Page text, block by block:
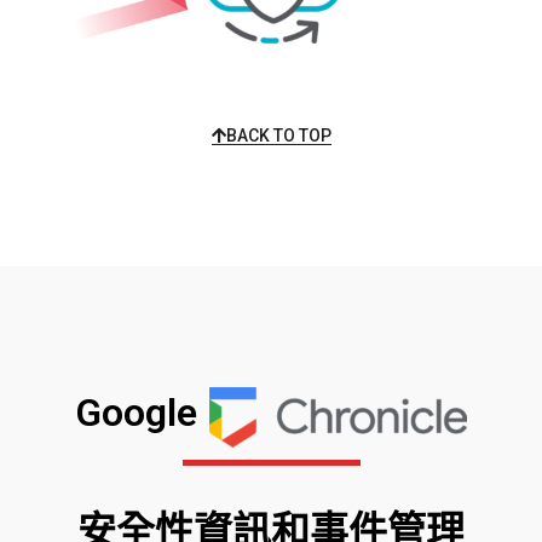
BACK TO TOP
Google
安全性資訊和事件管理